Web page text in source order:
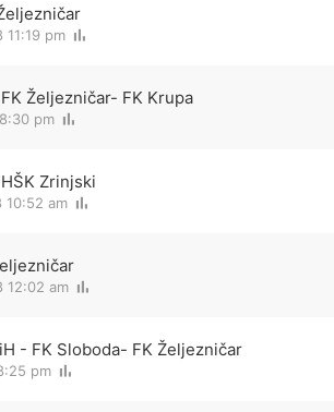
11:19 pm
Željezničar- FK Krupa
pm
Zrinjski
10:52 am
12:02 am
- FK Sloboda- FK Željezničar
pm